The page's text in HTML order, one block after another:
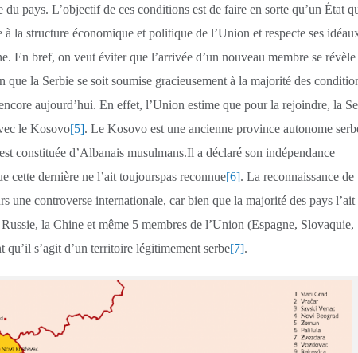
pays. L’objectif de ces conditions est de faire en sorte qu’un État
la structure économique et politique de l’Union et respecte ses
En bref, on veut éviter que l’arrivée d’un nouveau membre se révèle
la Serbie se soit soumise gracieusement à la majorité des
aujourd’hui. En effet, l’Union estime que pour la rejoindre, la
le Kosovo[5]. Le Kosovo est une ancienne province autonome
constituée d’Albanais musulmans.Il a déclaré son indépendance
cette dernière ne l’ait toujourspas reconnue[6]. La reconnaissance de
une controverse internationale, car bien que la majorité des pays l’ait
la Chine et même 5 membres de l’Union (Espagne, Slovaquie,
s’agit d’un territoire légitimement serbe[7].